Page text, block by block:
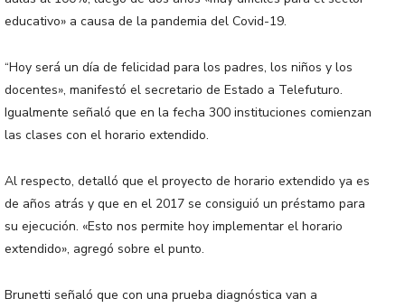
educativo» a causa de la pandemia del Covid-19.
“Hoy será un día de felicidad para los padres, los niños y los
docentes», manifestó el secretario de Estado a Telefuturo.
Igualmente señaló que en la fecha 300 instituciones comienzan
las clases con el horario extendido.
Al respecto, detalló que el proyecto de horario extendido ya es
de años atrás y que en el 2017 se consiguió un préstamo para
su ejecución. «Esto nos permite hoy implementar el horario
extendido», agregó sobre el punto.
Brunetti señaló que con una prueba diagnóstica van a